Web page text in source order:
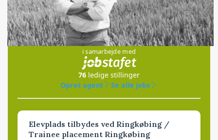
Jobs
i samarbejde med
76 ledige stillinger
Opret agent
Se alle jobs
Elevplads tilbydes ved Ringkøbing /
Trainee placement Ringkøbing